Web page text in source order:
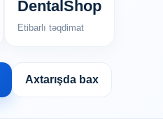
DentalShop
Etibarlı təqdimat
Axtarışda bax